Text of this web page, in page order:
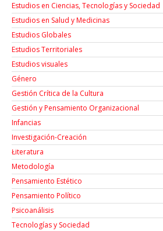
Estudios en Ciencias, Tecnologías y Sociedad
Estudios en Salud y Medicinas
Estudios Globales
Estudios Territoriales
Estudios visuales
Género
Gestión Crítica de la Cultura
Gestión y Pensamiento Organizacional
Infancias
Investigación-Creación
Łiteratura
Metodología
Pensamiento Estético
Pensamiento Político
Psicoanálisis
Tecnologías y Sociedad